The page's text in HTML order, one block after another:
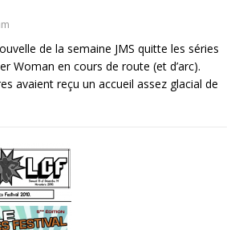
de la semaine JMS quitte les séries
Woman en cours de route (et d’arc).
avaient reçu un accueil assez glacial de